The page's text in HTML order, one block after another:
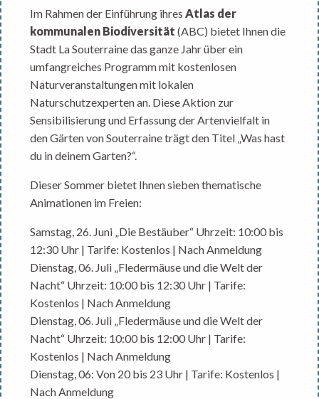
Im Rahmen der Einführung ihres Atlas der
kommunalen Biodiversität (ABC) bietet Ihnen die
Stadt La Souterraine das ganze Jahr über ein
umfangreiches Programm mit kostenlosen
Naturveranstaltungen mit lokalen
Naturschutzexperten an. Diese Aktion zur
Sensibilisierung und Erfassung der Artenvielfalt in
den Gärten von Souterraine trägt den Titel „Was hast
du in deinem Garten?“.
Dieser Sommer bietet Ihnen sieben thematische
Animationen im Freien:
Samstag, 26. Juni „Die Bestäuber“ Uhrzeit: 10:00 bis
12:30 Uhr | Tarife: Kostenlos | Nach Anmeldung
Dienstag, 06. Juli „Fledermäuse und die Welt der
Nacht“ Uhrzeit: 10:00 bis 12:30 Uhr | Tarife:
Kostenlos | Nach Anmeldung
Dienstag, 06. Juli „Fledermäuse und die Welt der
Nacht“ Uhrzeit: 10:00 bis 12:00 Uhr | Tarife:
Kostenlos | Nach Anmeldung
Dienstag, 06: Von 20 bis 23 Uhr | Tarife: Kostenlos |
Nach Anmeldung